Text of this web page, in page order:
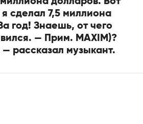
я сделал 7,5 миллиона
год! Знаешь, от чего
— Прим. MAXIM)?
рассказал музыкант.